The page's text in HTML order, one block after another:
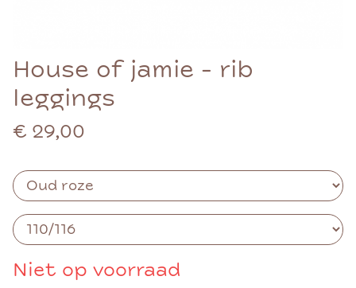
House of jamie - rib
leggings
€ 29,00
Niet op voorraad